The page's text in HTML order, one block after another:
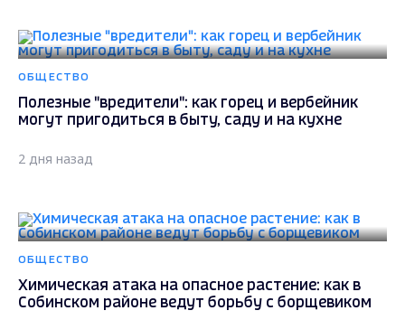
ОБЩЕСТВО
Полезные "вредители": как горец и вербейник
могут пригодиться в быту, саду и на кухне
2 дня назад
ОБЩЕСТВО
Химическая атака на опасное растение: как в
Собинском районе ведут борьбу с борщевиком